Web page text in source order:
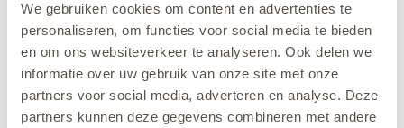
We gebruiken cookies om content en advertenties te
personaliseren, om functies voor social media te bieden
en om ons websiteverkeer te analyseren. Ook delen we
informatie over uw gebruik van onze site met onze
partners voor social media, adverteren en analyse. Deze
partners kunnen deze gegevens combineren met andere